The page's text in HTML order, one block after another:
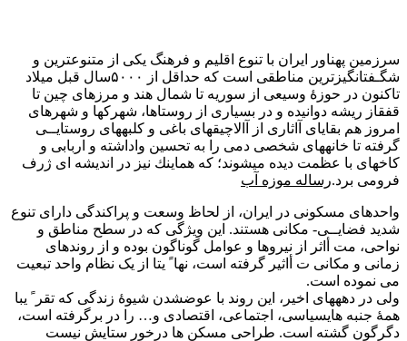
سرزمین پهناور ایران با تنوع اقلیم و فرهنگ یكی از متنوعترین و
شگـفتانگیزترین مناطقی است كه حداقل از ۵۰۰۰سال قبل میلاد
تاكنون در حوزۀ وسیعی از سوریه تا شمال هند و مرزهای چین تا
قفقاز ریشه دوانیده و در بسیاری از روستاها، شهركها و شهرهای
امروز هم بقایای آاثاری از آالاچیقهای باغی و كلبههای روستایــی
گرفته تا خانههای شخصی دمی را به تحسین واداشته و اربابی و
كاخهای با عظمت دیده میشوند؛ كه هماینك نیز در اندیشه ای ژرف
فرومی برد.رساله موزه آب
واحدهای مسکونی در ایران، از لحاظ وسعت و پراکندگی دارای تنوع
شدید فضایــی- مکانی هستند. این ویژگی که در سطح مناطق و
نواحی، مت أاثر از نیروها و عوامل گوناگون بوده و از روندهای
زمانی و مکانی ت أاثیر گرفته است، نها ً یتا از یک نظام واحد تبعیت
می نموده است.
ولی در دهههای اخیر، این روند با عوضشدن شیوۀ زندگی که تقر ً یبا
همۀ جنبه هایسیاسی، اجتماعی، اقتصادی و… را در برگرفته است،
دگرگون گشته است. طراحی مسکن ها درخور ستایش نیست